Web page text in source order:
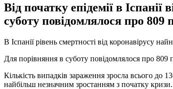
Від початку епідемії в
суботу повідомлялося про 809
В Іспанії рівень смертності від коронавірусу
Для порівняння в суботу повідомлялося про 809
Кількість випадків зараження зросла всього до
найбільш незначним зростанням з початку кризи.